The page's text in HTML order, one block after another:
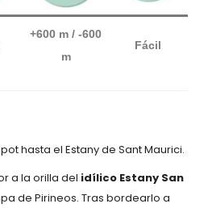
+600 m / -600
m
Fácil
hasta el Estany de Sant Maurici.
a la orilla del idílico Estany San
de Pirineos. Tras bordearlo a